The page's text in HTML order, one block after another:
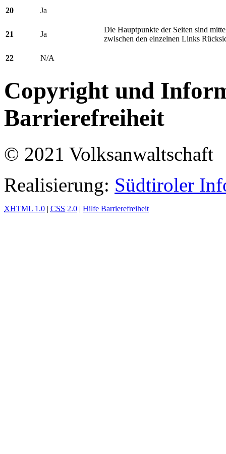
20 Ja
21 Ja
Die Hauptpunkte der Seiten sind
zwischen den einzelnen Links
22 N/A
Copyright und
Barrierefreiheit
© 2021 Volksanwaltschaft
Realisierung: Südtiroler
XHTML 1.0 | CSS 2.0 | Hilfe Barrierefreiheit